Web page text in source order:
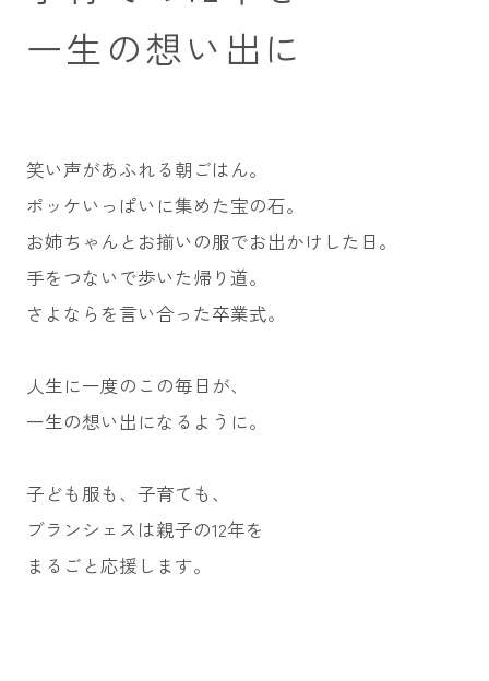
一生の想い出に
笑い声があふれる朝ごはん。
ポッケいっぱいに集めた宝の石。
お姉ちゃんとお揃いの服でお出かけした日。
手をつないで歩いた帰り道。
さよならを言い合った卒業式。
人生に一度のこの毎日が、
一生の想い出になるように。
子ども服も、子育ても、
ブランシェスは親子の12年を
まるごと応援します。